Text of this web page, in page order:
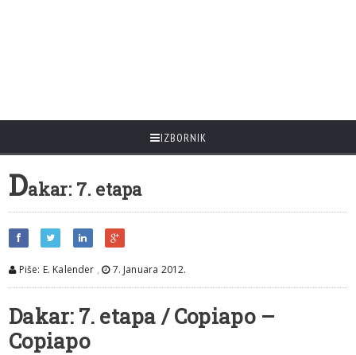
IZBORNIK
Dakar: 7. etapa
Piše: E. Kalender , 7. Januara 2012.
Dakar: 7. etapa / Copiapo –
Copiapo